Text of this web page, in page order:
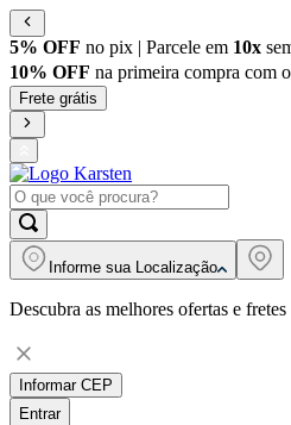
5% OFF no pix | Parcele em 10x
10% OFF na primeira compra com
Frete grátis
Informe sua Localização
Descubra as melhores ofertas e
Informar CEP
Entrar